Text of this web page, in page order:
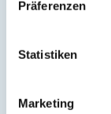
Präferenzen
Statistiken
Marketing